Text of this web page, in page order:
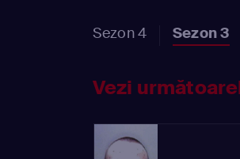
Sezon 4 Sezon 3
Vezi